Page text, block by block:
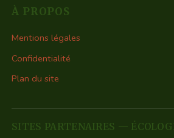
À PROPOS
Mentions légales
Confidentialité
Plan du site
SITES PARTENAIRES —